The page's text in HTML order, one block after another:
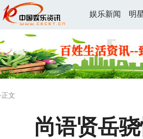
娱乐新闻 明
文
尚语贤岳